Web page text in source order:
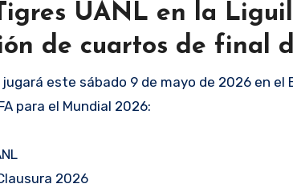
UANL en la
de cuartos de final
jugará este sábado 9 de mayo de 2026 en el
para el Mundial 2026:
2026